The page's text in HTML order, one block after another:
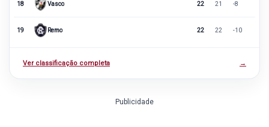
18 Vasco 22 21 -8
19 Remo 22 22 -10
Ver classificação completa →
Publicidade